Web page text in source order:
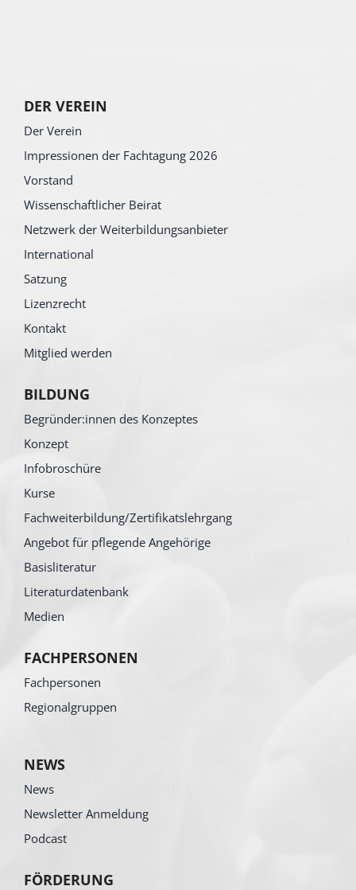
DER VEREIN
Der Verein
Impressionen der Fachtagung 2026
Vorstand
Wissenschaftlicher Beirat
Netzwerk der Weiterbildungsanbieter
International
Satzung
Lizenzrecht
Kontakt
Mitglied werden
BILDUNG
Begründer:innen des Konzeptes
Konzept
Infobroschüre
Kurse
Fachweiterbildung/Zertifikatslehrgang
Angebot für pflegende Angehörige
Basisliteratur
Literaturdatenbank
Medien
FACHPERSONEN
Fachpersonen
Regionalgruppen
NEWS
News
Newsletter Anmeldung
Podcast
FÖRDERUNG